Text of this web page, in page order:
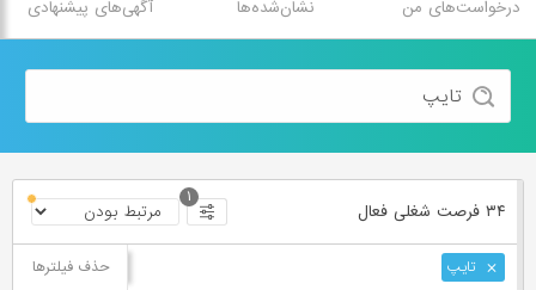
درخواست‌های من نشان‌شده‌ها آگهی‌های پیشنهادی
۳۴ فرصت ‌شغلی فعال
۱
تایپ حذف فیلترها